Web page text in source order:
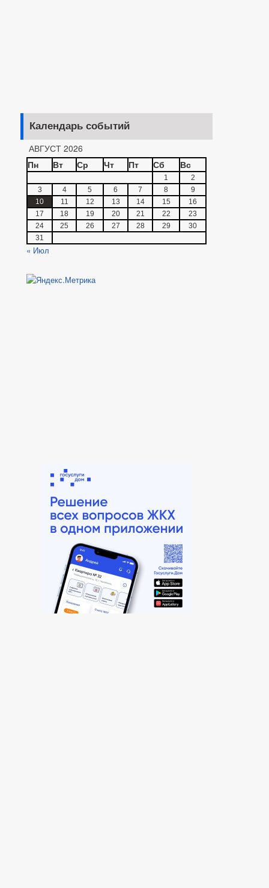
Календарь событий
АВГУСТ 2026
Пн
Вт Ср Чт Пт Сб Вс
1
2
3
4 5 6 7 8
9
10
11 12 13 14 15
16
17
18 19 20 21 22
23
24
25 26 27 28 29
30
31
« Июл